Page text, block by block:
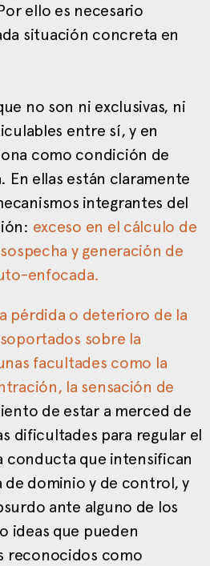
ello es necesario
situación concreta en
no son ni exclusivas, ni
entre sí, y en
como condición de
En ellas están claramente
integrantes del
exceso en el cálculo de
y generación de
enfocada.
pérdida o deterioro de la
sobre la
facultades como la
la sensación de
de estar a merced de
dificultades para regular el
conducta que intensifican
de dominio y de control, y
ante alguno de los
ideas que pueden
reconocidos como